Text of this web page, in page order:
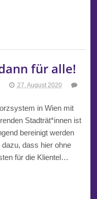
für alle!
27. August 2020
in Wien mit
Stadträt*innen ist
bereinigt werden
dass hier ohne
für die Klientel…